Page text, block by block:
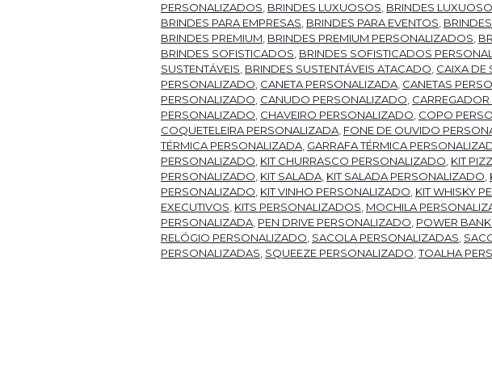
PERSONALIZADOS BRINDES LUXUOSOS BRINDES
BRINDES PARA EMPRESAS BRINDES PARA EVENTOS
BRINDES PREMIUM BRINDES PREMIUM PERSONALIZADOS
BRINDES SOFISTICADOS BRINDES SOFISTICADOS
SUSTENTÁVEIS BRINDES SUSTENTÁVEIS ATACADO CAIXA DE
PERSONALIZADO CANETA PERSONALIZADA CANETAS
PERSONALIZADO CANUDO PERSONALIZADO CARREGADOR
PERSONALIZADO CHAVEIRO PERSONALIZADO COPO
COQUETELEIRA PERSONALIZADA FONE DE OUVIDO
TÉRMICA PERSONALIZADA GARRAFA TÉRMICA
PERSONALIZADO KIT CHURRASCO PERSONALIZADO KIT
PERSONALIZADO KIT SALADA KIT SALADA PERSONALIZADO
PERSONALIZADO KIT VINHO PERSONALIZADO KIT WHISKY
EXECUTIVOS KITS PERSONALIZADOS MOCHILA
PERSONALIZADA PEN DRIVE PERSONALIZADO POWER
RELÓGIO PERSONALIZADO SACOLA PERSONALIZADAS
PERSONALIZADAS SQUEEZE PERSONALIZADO ,TOALHA